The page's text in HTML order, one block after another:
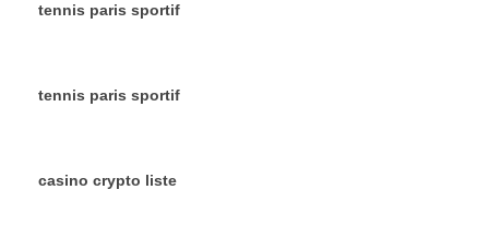
tennis paris sportif
tennis paris sportif
casino crypto liste